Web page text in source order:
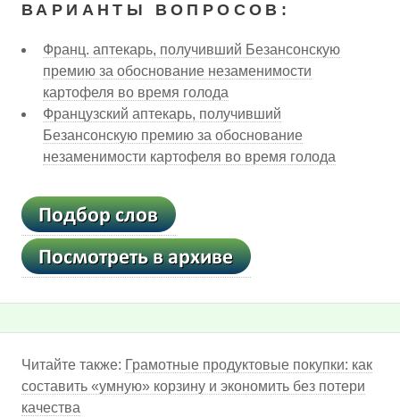
ВАРИАНТЫ ВОПРОСОВ:
Франц. аптекарь, получивший Безансонскую
премию за обоснование незаменимости
картофеля во время голода
Французский аптекарь, получивший
Безансонскую премию за обоснование
незаменимости картофеля во время голода
Читайте также: Грамотные продуктовые покупки: как
составить «умную» корзину и экономить без потери
качества